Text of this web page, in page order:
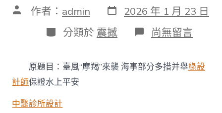
文 作者： admin 發
表
日
期
2026 年 1 月 23 日
分
類
分類於 震撼 在
〈臺
“摩
羯”
尚無留言
原題目：臺風“摩羯”來襲 海事部分多措并舉綠設
計師保證水上平安
中醫診所設計